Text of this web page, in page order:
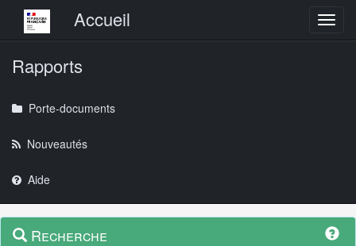
Menu principalAccueil
Rapports
Porte-documents
Nouveautés
Aide
Navigation
Menu
contextuel
Recherche